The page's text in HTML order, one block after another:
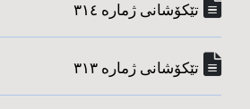
تێکۆشانی ژماره‌ ٣١٤
تێکۆشانی ژماره‌ ٣١٣